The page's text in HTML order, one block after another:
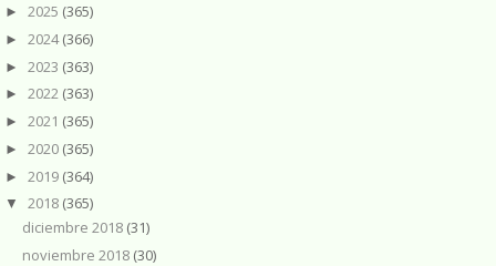
► 2025 (365)
► 2024(366)
► 2023 (363)
► 2022 (363)
► 2021 (365)
► 2020 (365)
► 2019 (364)
▼ 2018 (365)
diciembre 2018 (31)
noviembre 2018 (30)